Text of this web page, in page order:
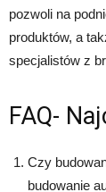
pozwoli na
produktów, a
specjalistów z
FAQ-
Czy
budowanie